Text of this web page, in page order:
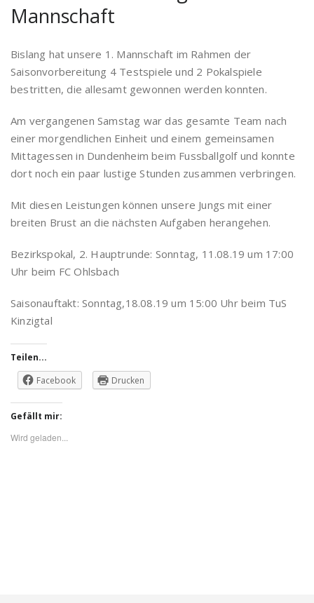
Mannschaft
Bislang hat unsere 1. Mannschaft im Rahmen der
Saisonvorbereitung 4 Testspiele und 2 Pokalspiele
bestritten, die allesamt gewonnen werden konnten.
Am vergangenen Samstag war das gesamte Team nach
einer morgendlichen Einheit und einem gemeinsamen
Mittagessen in Dundenheim beim Fussballgolf und konnte
dort noch ein paar lustige Stunden zusammen verbringen.
Mit diesen Leistungen können unsere Jungs mit einer
breiten Brust an die nächsten Aufgaben herangehen.
Bezirkspokal, 2. Hauptrunde: Sonntag, 11.08.19 um 17:00
Uhr beim FC Ohlsbach
Saisonauftakt: Sonntag,18.08.19 um 15:00 Uhr beim TuS
Kinzigtal
Teilen...
Facebook
Drucken
Gefällt mir:
Wird geladen...